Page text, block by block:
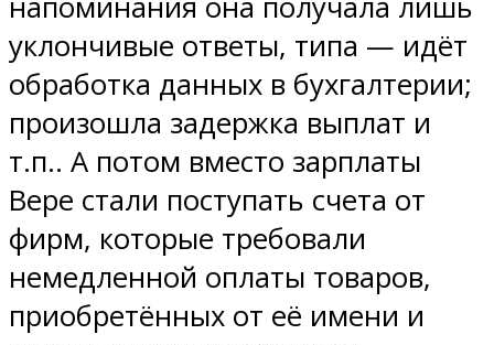
уклончивые ответы, типа — идёт
обработка данных в бухгалтерии;
произошла задержка выплат и
т.п.. А потом вместо зарплаты
Вере стали поступать счета от
фирм, которые требовали
немедленной оплаты товаров,
приобретённых от её имени и